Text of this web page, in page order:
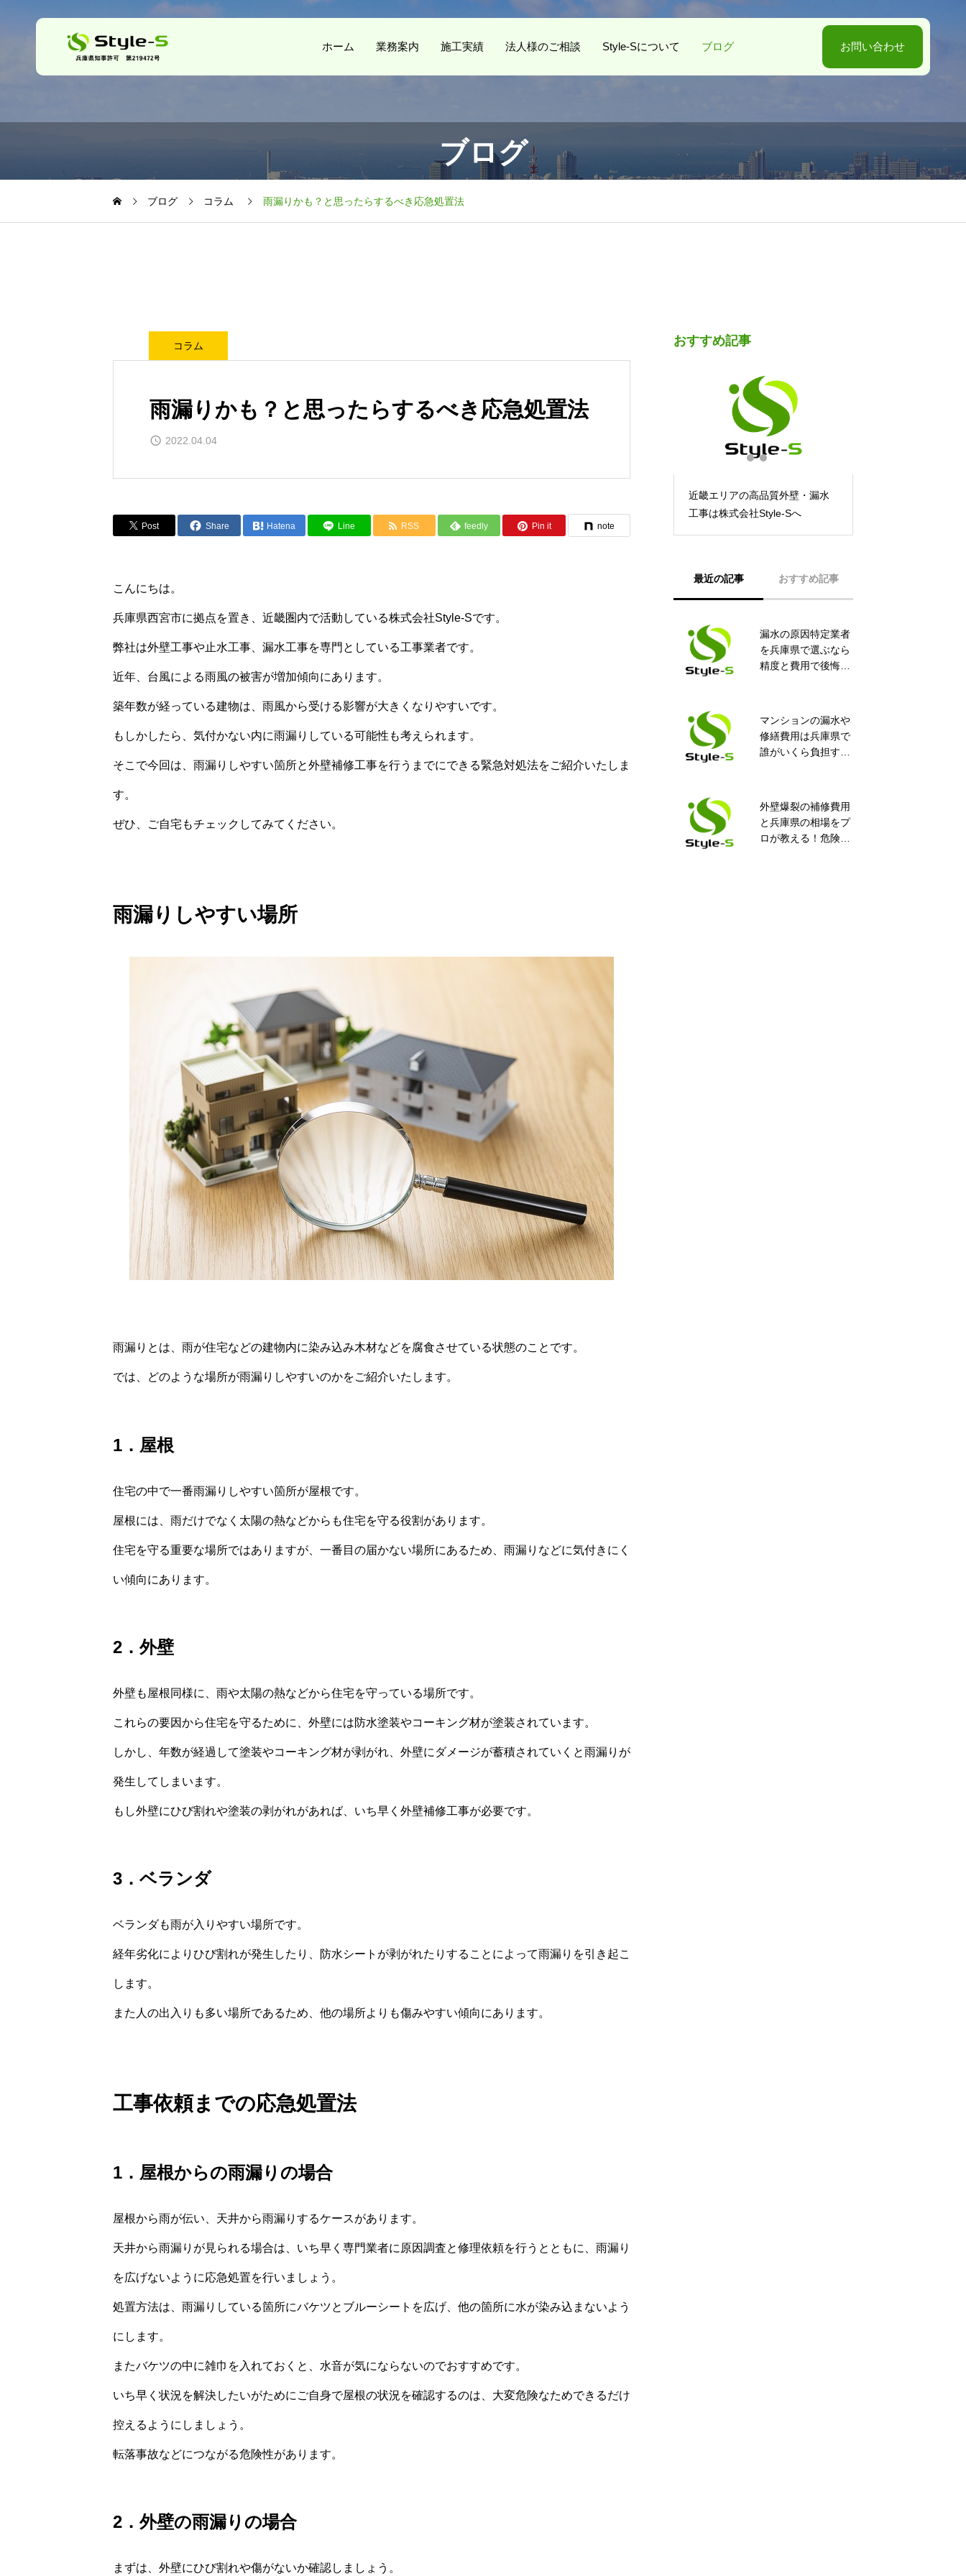
ホーム 業務案内 施工実績 法人様のご相談 Style-Sについて ブログ お問い合わせ
ブログ
ブログ コラム 雨漏りかも？と思ったらするべき応急処置法
コラム
雨漏りかも？と思ったらするべき応急処置法
2022.04.04
Post Share Hatena Line RSS feedly Pin it note
こんにちは。
兵庫県西宮市に拠点を置き、近畿圏内で活動している株式会社Style-Sです。
弊社は外壁工事や止水工事、漏水工事を専門としている工事業者です。
近年、台風による雨風の被害が増加傾向にあります。
築年数が経っている建物は、雨風から受ける影響が大きくなりやすいです。
もしかしたら、気付かない内に雨漏りしている可能性も考えられます。
そこで今回は、雨漏りしやすい箇所と外壁補修工事を行うまでにできる緊急対処法をご紹介いたしま
す。
ぜひ、ご自宅もチェックしてみてください。
雨漏りしやすい場所
雨漏りとは、雨が住宅などの建物内に染み込み木材などを腐食させている状態のことです。
では、どのような場所が雨漏りしやすいのかをご紹介いたします。
1．屋根
住宅の中で一番雨漏りしやすい箇所が屋根です。
屋根には、雨だけでなく太陽の熱などからも住宅を守る役割があります。
住宅を守る重要な場所ではありますが、一番目の届かない場所にあるため、雨漏りなどに気付きにく
い傾向にあります。
2．外壁
外壁も屋根同様に、雨や太陽の熱などから住宅を守っている場所です。
これらの要因から住宅を守るために、外壁には防水塗装やコーキング材が塗装されています。
しかし、年数が経過して塗装やコーキング材が剥がれ、外壁にダメージが蓄積されていくと雨漏りが
発生してしまいます。
もし外壁にひび割れや塗装の剥がれがあれば、いち早く外壁補修工事が必要です。
3．ベランダ
ベランダも雨が入りやすい場所です。
経年劣化によりひび割れが発生したり、防水シートが剥がれたりすることによって雨漏りを引き起こ
します。
また人の出入りも多い場所であるため、他の場所よりも傷みやすい傾向にあります。
工事依頼までの応急処置法
1．屋根からの雨漏りの場合
屋根から雨が伝い、天井から雨漏りするケースがあります。
天井から雨漏りが見られる場合は、いち早く専門業者に原因調査と修理依頼を行うとともに、雨漏り
を広げないように応急処置を行いましょう。
処置方法は、雨漏りしている箇所にバケツとブルーシートを広げ、他の箇所に水が染み込まないよう
にします。
またバケツの中に雑巾を入れておくと、水音が気にならないのでおすすめです。
いち早く状況を解決したいがためにご自身で屋根の状況を確認するのは、大変危険なためできるだけ
控えるようにしましょう。
転落事故などにつながる危険性があります。
2．外壁の雨漏りの場合
まずは、外壁にひび割れや傷がないか確認しましょう。
おすすめ記事
トをご紹介！
る自社施工のメリット
近畿エリアの高品質外壁・漏水
工事は株式会社Style-Sへ
最近の記事 おすすめ記事
漏水の原因特定業者
を兵庫県で選ぶなら
精度と費用で後悔し
マンションの漏水や
修繕費用は兵庫県で
誰がいくら負担す
外壁爆裂の補修費用
と兵庫県の相場をプ
ロが教える！危険度
構造物の適切な漏水
診断と止水工法の選
定について
姫路市 マンション
外壁 止水工事
漏水工事に求める技
術力と信頼性